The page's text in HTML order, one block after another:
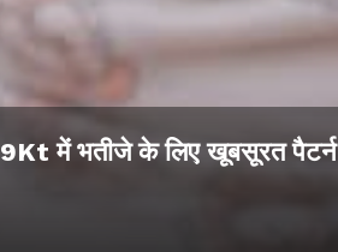
में भतीजे के लिए खूबसूरत पैटर्न